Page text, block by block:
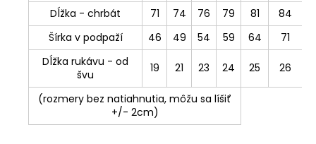
Dĺžka - chrbát
71 74 76 79 81
84
Šírka v podpaží
46 49 54 59 64
71
Dĺžka rukávu - od
švu
19 21 23 24 25 26
(rozmery bez natiahnutia, môžu sa líšiť
+/- 2cm)